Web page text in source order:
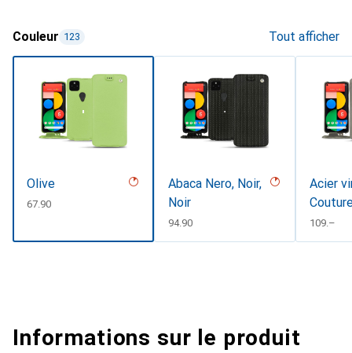
Couleur 123 Tout afficher
Olive
CHF
67.90
Abaca Nero, Noir,
Noir
CHF
94.90
Acier
CHF
109.–
Informations sur le produit